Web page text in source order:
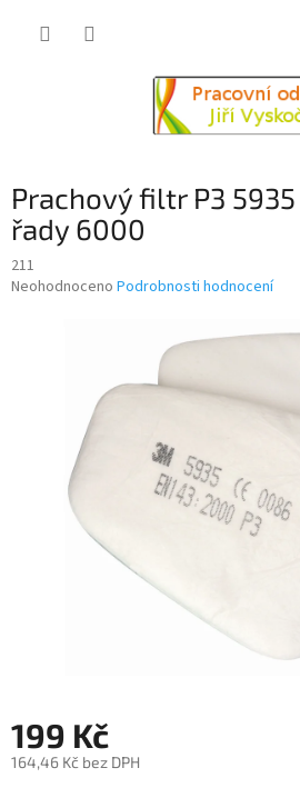
Prachový filtr P3
řady 6000
211
Průměrné
Neohodnoceno Podrobnosti hodnocení
199 Kč
164,46 Kč bez DPH